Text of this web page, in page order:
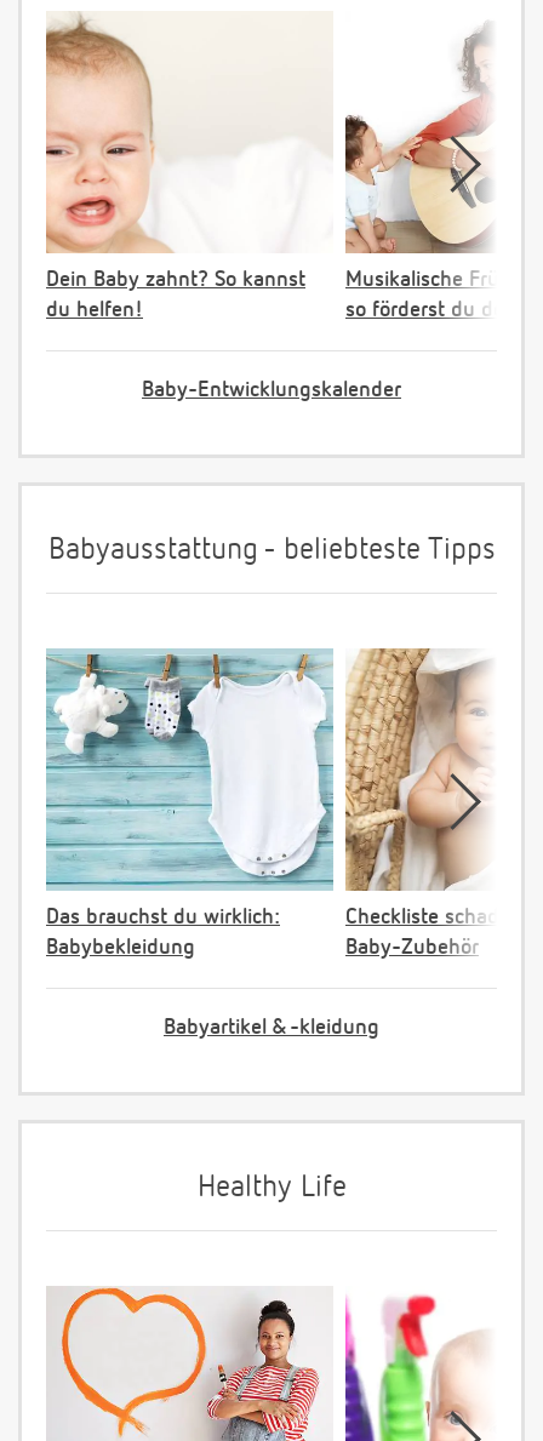
Dein Baby zahnt? So kannst
du helfen!
Musikalische
so förderst du dein
Baby-Entwicklungskalender
Babyausstattung - beliebteste Tipps
Das brauchst du wirklich:
Babybekleidung
Checkliste
Baby-Zubehör
Babyartikel & -kleidung
Healthy Life